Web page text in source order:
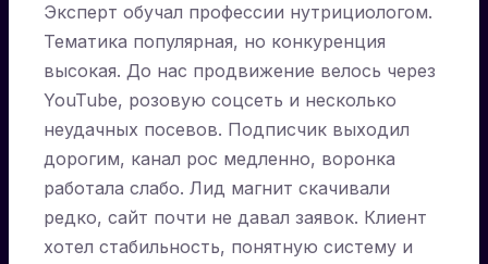
Эксперт обучал профессии нутрициологом.
Тематика популярная, но конкуренция
высокая. До нас продвижение велось через
YouTube, розовую соцсеть и несколько
неудачных посевов. Подписчик выходил
дорогим, канал рос медленно, воронка
работала слабо. Лид магнит скачивали
редко, сайт почти не давал заявок. Клиент
хотел стабильность, понятную систему и